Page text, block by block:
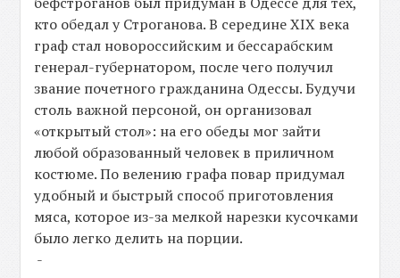
кто обедал у Строганова. В середине XIX века
граф стал новороссийским и бессарабским
генерал-губернатором, после чего получил
звание почетного гражданина Одессы. Будучи
столь важной персоной, он организовал
«открытый стол»: на его обеды мог зайти
любой образованный человек в приличном
костюме. По велению графа повар придумал
удобный и быстрый способ приготовления
мяса, которое из-за мелкой нарезки кусочками
было легко делить на порции.
-